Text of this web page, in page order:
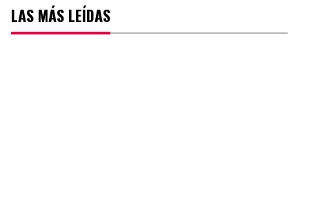
LAS MÁS LEÍDAS